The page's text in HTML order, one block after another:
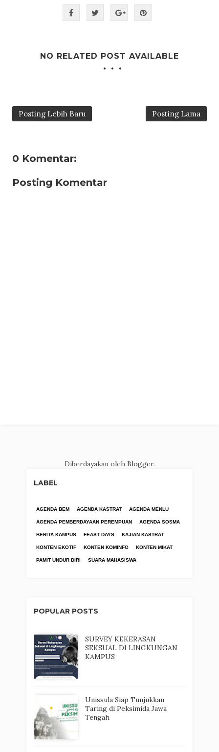
NO RELATED POST AVAILABLE
Posting Lebih Baru Posting Lama
0 Komentar:
Posting Komentar
Diberdayakan oleh Blogger.
LABEL
AGENDA BEM AGENDA KASTRAT AGENDA MENLU
AGENDA PEMBERDAYAAN PEREMPUAN AGENDA SOSMA
BERITA KAMPUS FEAST DAYS KAJIAN KASTRAT
KONTEN EKOTIF KONTEN KOMINFO KONTEN MIKAT
PAMIT UNDUR DIRI SUARA MAHASISWA
POPULAR POSTS
SURVEY KEKERASAN
SEKSUAL DI LINGKUNGAN
KAMPUS
Unissula Siap Tunjukkan
Taring di Peksimida Jawa
Tengah